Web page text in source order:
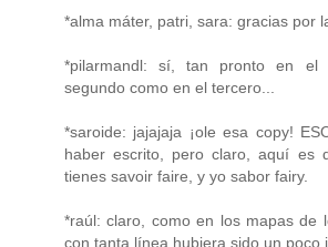
*alma máter, patri, sara: gracias por
*pilarmandl: sí, tan pronto en el
segundo como en el tercero...
*saroide: jajajaja ¡ole esa copy!
haber escrito, pero claro, aquí es
tienes savoir faire, y yo sabor fairy.
*raúl: claro, como en los mapas de
con tanta línea hubiera sido un poco